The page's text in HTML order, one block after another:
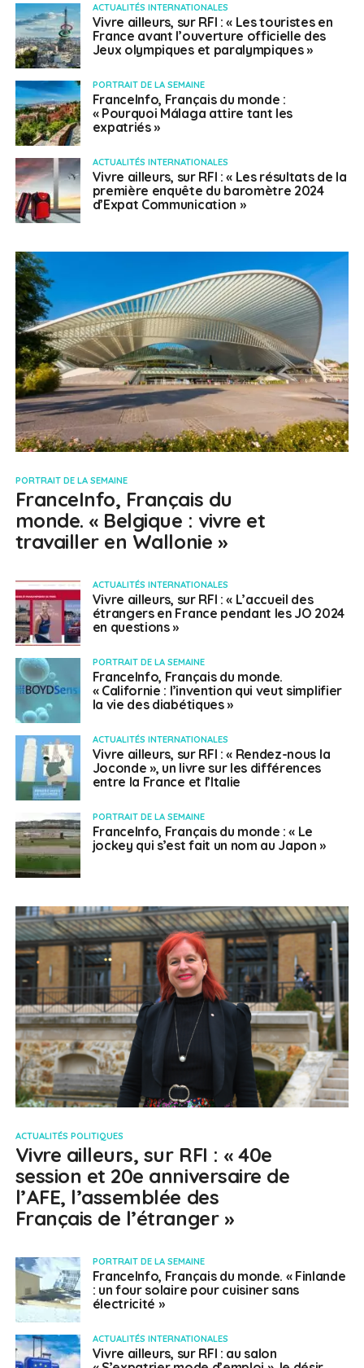
ACTUALITÉS INTERNATIONALES
Vivre ailleurs, sur RFI : « Les touristes en
France avant l’ouverture officielle des
Jeux olympiques et paralympiques »
PORTRAIT DE LA SEMAINE
FranceInfo, Français du monde :
« Pourquoi Málaga attire tant les
expatriés »
ACTUALITÉS INTERNATIONALES
Vivre ailleurs, sur RFI : « Les résultats de la
première enquête du baromètre 2024
d’Expat Communication »
PORTRAIT DE LA SEMAINE
FranceInfo, Français du
monde. « Belgique : vivre et
travailler en Wallonie »
ACTUALITÉS INTERNATIONALES
Vivre ailleurs, sur RFI : « L’accueil des
étrangers en France pendant les JO 2024
en questions »
PORTRAIT DE LA SEMAINE
FranceInfo, Français du monde.
« Californie : l’invention qui veut simplifier
la vie des diabétiques »
ACTUALITÉS INTERNATIONALES
Vivre ailleurs, sur RFI : « Rendez-nous la
Joconde », un livre sur les différences
entre la France et l’Italie
PORTRAIT DE LA SEMAINE
FranceInfo, Français du monde : « Le
jockey qui s’est fait un nom au Japon »
ACTUALITÉS POLITIQUES
Vivre ailleurs, sur RFI : « 40e
session et 20e anniversaire de
l’AFE, l’assemblée des
Français de l’étranger »
PORTRAIT DE LA SEMAINE
FranceInfo, Français du monde. « Finlande
: un four solaire pour cuisiner sans
électricité »
ACTUALITÉS INTERNATIONALES
Vivre ailleurs, sur RFI : au salon